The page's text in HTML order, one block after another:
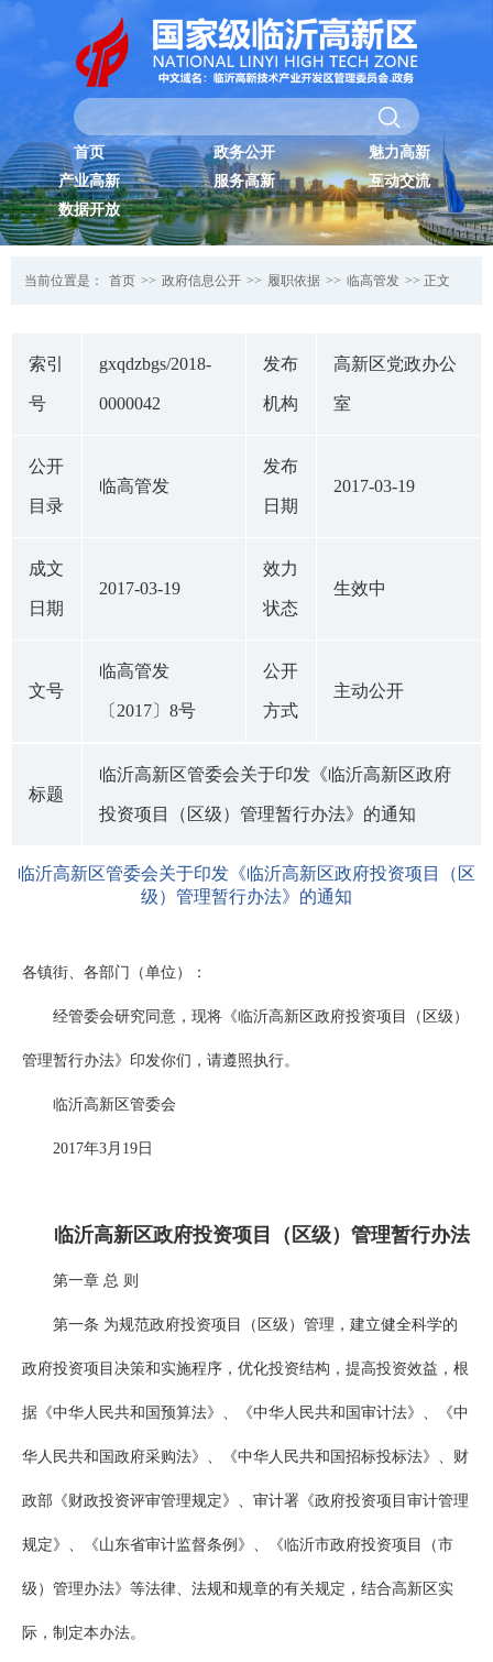
首页 政务公开
魅力高新
产业高新
服务高新
互动交流
数据开放
当前位置是： 首页 >> 政府信息公开 >> 履职依据 >> 临高管发 >> 正文
索引
号
gxqdzbgs/2018-
0000042
发布
机构
高新区党政办公
室
公开
目录
临高管发
发布
日期
2017-03-19
成文
日期
2017-03-19
效力
状态
生效中
文号
临高管发
〔2017〕8号
公开
方式
主动公开
标题
临沂高新区管委会关于印发《临沂高新区政府
投资项目（区级）管理暂行办法》的通知
临沂高新区管委会关于印发《临沂高新区政府投资项目（区
级）管理暂行办法》的通知
各镇街、各部门（单位）：
经管委会研究同意，现将《临沂高新区政府投资项目（区级）
管理暂行办法》印发你们，请遵照执行。
临沂高新区管委会
2017年3月19日
临沂高新区政府投资项目（区级）管理暂行办法
第一章 总 则
第一条 为规范政府投资项目（区级）管理，建立健全科学的
政府投资项目决策和实施程序，优化投资结构，提高投资效益，根
据《中华人民共和国预算法》、《中华人民共和国审计法》、《中
华人民共和国政府采购法》、《中华人民共和国招标投标法》、财
政部《财政投资评审管理规定》、审计署《政府投资项目审计管理
规定》、《山东省审计监督条例》、《临沂市政府投资项目（市
级）管理办法》等法律、法规和规章的有关规定，结合高新区实
际，制定本办法。